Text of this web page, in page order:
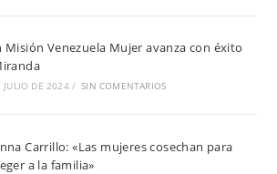
Misión Venezuela Mujer avanza con éxito
JULIO DE 2024 / SIN COMENTARIOS
Carrillo: «Las mujeres cosechan para
a la familia»